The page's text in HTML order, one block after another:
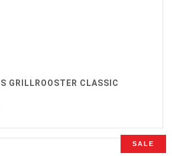
GRILLROOSTER CLASSIC
SALE